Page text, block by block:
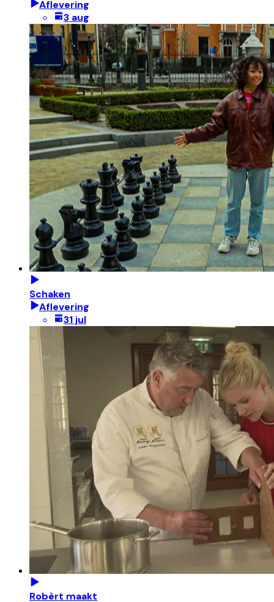
Aflevering
3 aug
Schaken
Aflevering
31 jul
Robèrt maakt